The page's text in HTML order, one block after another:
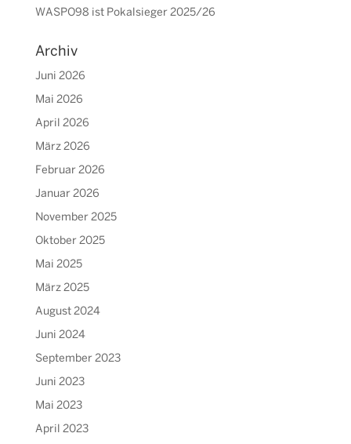
WASPO98 ist Pokalsieger 2025/26
Archiv
Juni 2026
Mai 2026
April 2026
März 2026
Februar 2026
Januar 2026
November 2025
Oktober 2025
Mai 2025
März 2025
August 2024
Juni 2024
September 2023
Juni 2023
Mai 2023
April 2023